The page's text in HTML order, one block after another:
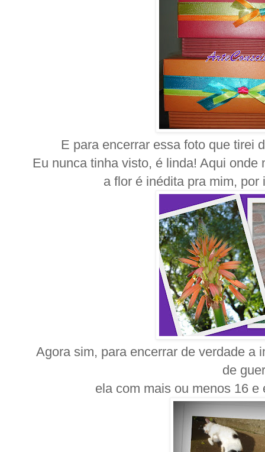
E para encerrar essa foto que tirei
Eu nunca tinha visto, é linda! Aqui
a flor é inédita pra mim,
Agora sim, para encerrar de verdade a
de
ela com mais ou menos 16